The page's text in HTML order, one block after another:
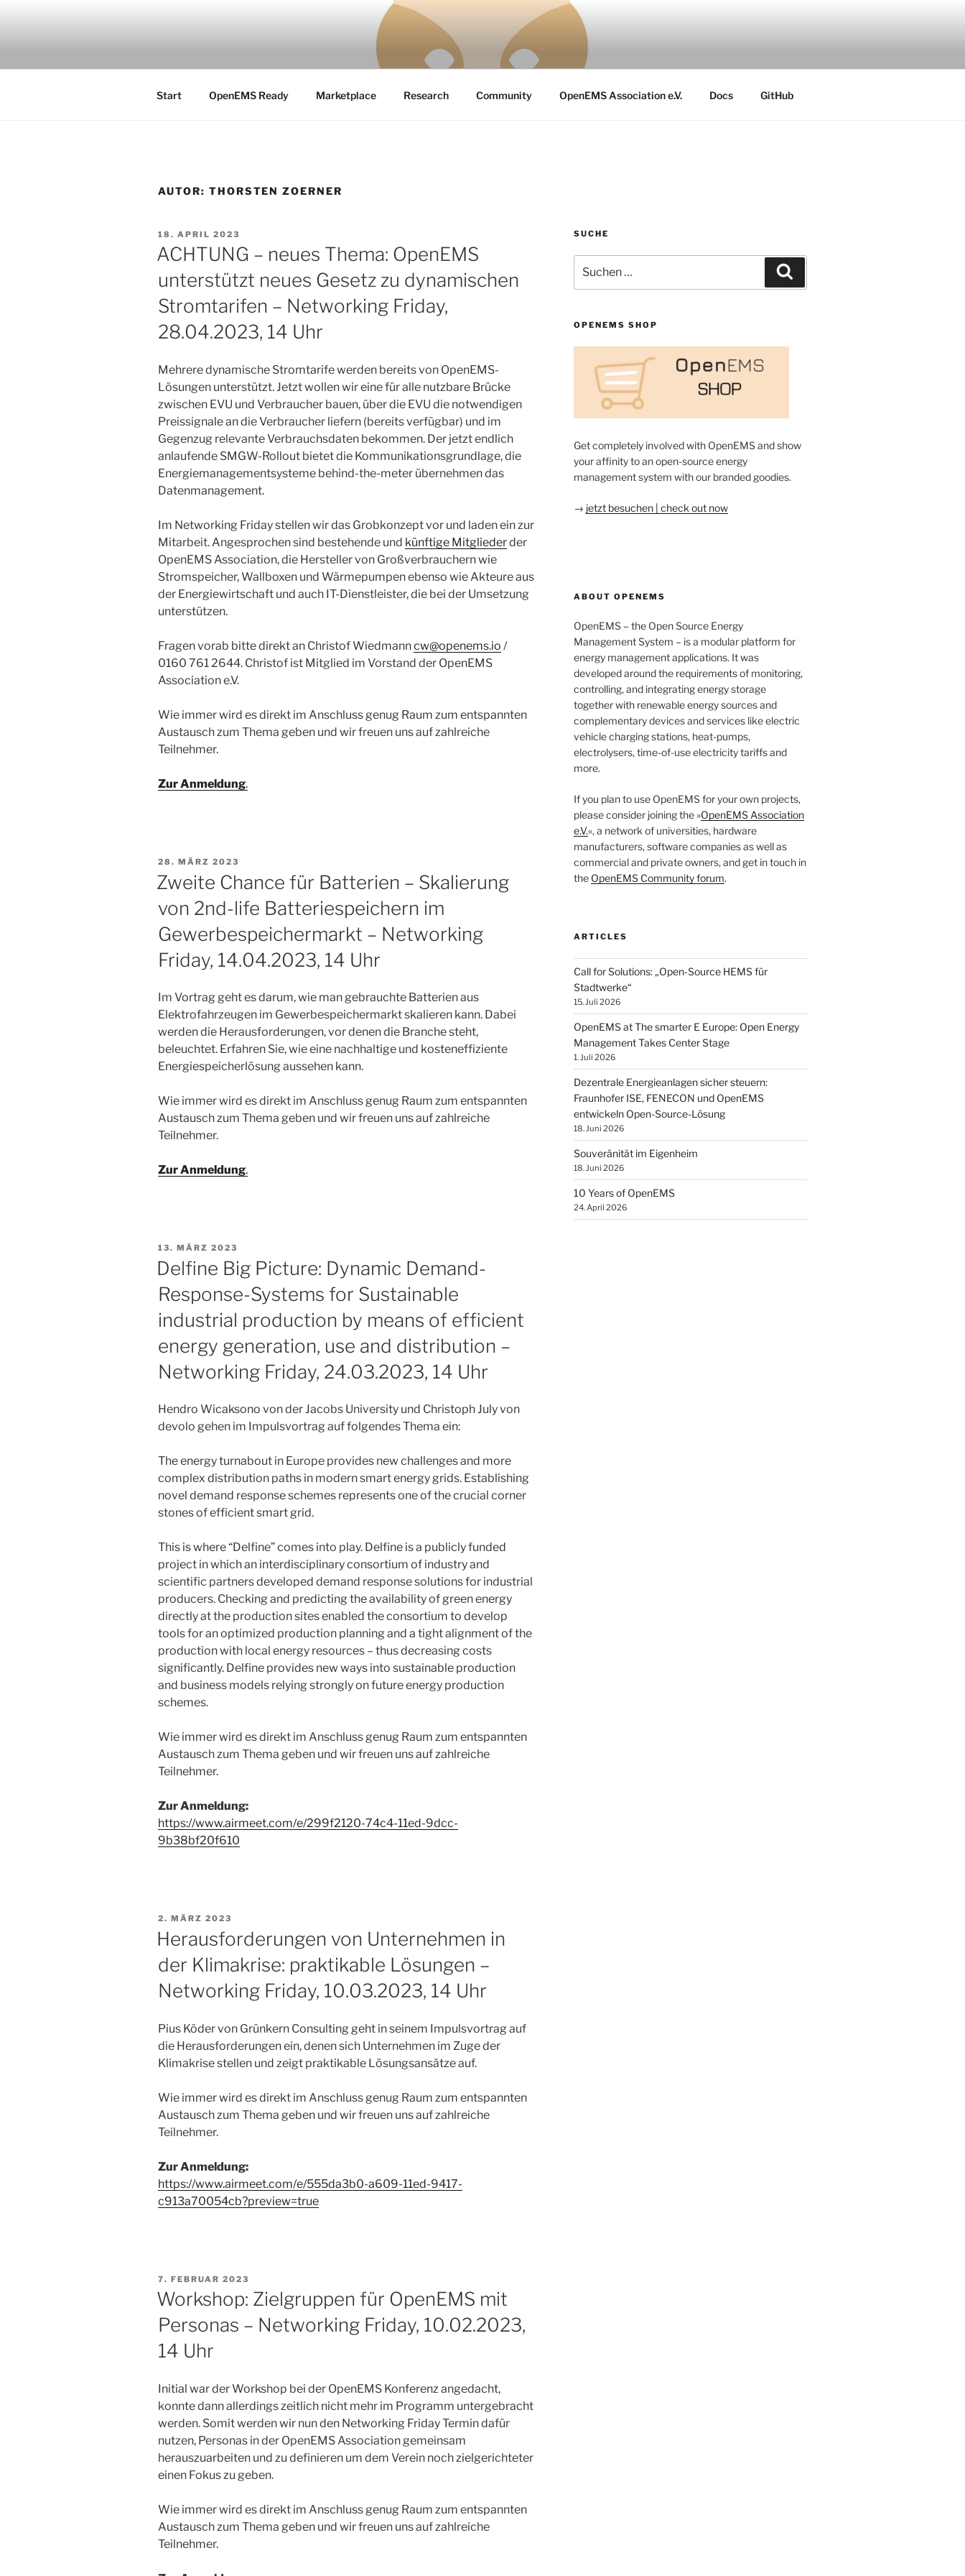
the 100 % Energy Revolution needs a free and open source Energy Management System
Start OpenEMS Ready Marketplace Research Community OpenEMS Association e.V. Docs GitHub
AUTOR: THORSTEN ZOERNER
VERÖFFENTLICHT
AM
18. APRIL 2023
ACHTUNG – neues Thema: OpenEMS
unterstützt neues Gesetz zu dynamischen
Stromtarifen – Networking Friday,
28.04.2023, 14 Uhr
Mehrere dynamische Stromtarife werden bereits von OpenEMS-
Lösungen unterstützt. Jetzt wollen wir eine für alle nutzbare Brücke
zwischen EVU und Verbraucher bauen, über die EVU die notwendigen
Preissignale an die Verbraucher liefern (bereits verfügbar) und im
Gegenzug relevante Verbrauchsdaten bekommen. Der jetzt endlich
anlaufende SMGW-Rollout bietet die Kommunikationsgrundlage, die
Energiemanagementsysteme behind-the-meter übernehmen das
Datenmanagement.
Im Networking Friday stellen wir das Grobkonzept vor und laden ein zur
Mitarbeit. Angesprochen sind bestehende und künftige Mitgliederder
OpenEMS Association, die Hersteller von Großverbrauchern wie
Stromspeicher, Wallboxen und Wärmepumpen ebenso wie Akteure aus
der Energiewirtschaft und auch IT-Dienstleister, die bei der Umsetzung
unterstützen.
Fragen vorab bitte direkt an Christof Wiedmanncw@openems.io /
0160 761 2644. Christof ist Mitglied im Vorstand der OpenEMS
Association e.V.
Wie immer wird es direkt im Anschluss genug Raum zum entspannten
Austausch zum Thema geben und wir freuen uns auf zahlreiche
Teilnehmer.
Zur Anmeldung.
VERÖFFENTLICHT
28. MÄRZ 2023
Zweite Chance für Batterien – Skalierung
von 2nd-life Batteriespeichern im
Gewerbespeichermarkt – Networking
Friday, 14.04.2023, 14 Uhr
Im Vortrag geht es darum, wie man gebrauchte Batterien aus
Elektrofahrzeugen im Gewerbespeichermarkt skalieren kann. Dabei
werden die Herausforderungen, vor denen die Branche steht,
beleuchtet. Erfahren Sie, wie eine nachhaltige und kosteneffiziente
Energiespeicherlösung aussehen kann.
Wie immer wird es direkt im Anschluss genug Raum zum entspannten
Austausch zum Thema geben und wir freuen uns auf zahlreiche
Teilnehmer.
Zur Anmeldung.
VERÖFFENTLICHT
AM
13. MÄRZ 2023
Delfine Big Picture: Dynamic Demand-
Response-Systems for Sustainable
industrial production by means of efficient
energy generation, use and distribution –
Networking Friday, 24.03.2023, 14 Uhr
Hendro Wicaksono von der Jacobs University und Christoph July von
devolo gehen im Impulsvortrag auf folgendes Thema ein:
The energy turnabout in Europe provides new challenges and more
complex distribution paths in modern smart energy grids. Establishing
novel demand response schemes represents one of the crucial corner
stones of efficient smart grid.
This is where “Delfine” comes into play. Delfine is a publicly funded
project in which an interdisciplinary consortium of industry and
scientific partners developed demand response solutions for industrial
producers. Checking and predicting the availability of green energy
directly at the production sites enabled the consortium to develop
tools for an optimized production planning and a tight alignment of the
production with local energy resources – thus decreasing costs
significantly. Delfine provides new ways into sustainable production
and business models relying strongly on future energy production
schemes.
Wie immer wird es direkt im Anschluss genug Raum zum entspannten
Austausch zum Thema geben und wir freuen uns auf zahlreiche
Teilnehmer.
Zur Anmeldung:
https://www.airmeet.com/e/299f2120-74c4-11ed-9dcc-
9b38bf20f610
VERÖFFENTLICHT
AM
2. MÄRZ 2023
Herausforderungen von Unternehmen in
der Klimakrise: praktikable Lösungen –
Networking Friday, 10.03.2023, 14 Uhr
Pius Köder von Grünkern Consulting geht in seinem Impulsvortrag auf
die Herausforderungen ein, denen sich Unternehmen im Zuge der
Klimakrise stellen und zeigt praktikable Lösungsansätze auf.
Wie immer wird es direkt im Anschluss genug Raum zum entspannten
Austausch zum Thema geben und wir freuen uns auf zahlreiche
Teilnehmer.
Zur Anmeldung:
https://www.airmeet.com/e/555da3b0-a609-11ed-9417-
c913a70054cb?preview=true
VERÖFFENTLICHT
AM
7. FEBRUAR 2023
Workshop: Zielgruppen für OpenEMS mit
Personas – Networking Friday, 10.02.2023,
14 Uhr
Initial war der Workshop bei der OpenEMS Konferenz angedacht,
konnte dann allerdings zeitlich nicht mehr im Programm untergebracht
werden. Somit werden wir nun den Networking Friday Termin dafür
nutzen, Personas in der OpenEMS Association gemeinsam
herauszuarbeiten und zu definieren um dem Verein noch zielgerichteter
einen Fokus zu geben.
Wie immer wird es direkt im Anschluss genug Raum zum entspannten
Austausch zum Thema geben und wir freuen uns auf zahlreiche
Teilnehmer.
SUCHE
nach:
OPENEMS SHOP
Get completely involved with OpenEMS and show
your affinity to an open-source energy
management system with our branded goodies.
→ jetzt besuchen | check out now
ABOUT OPENEMS
OpenEMS – the Open Source Energy
Management System – is a modular platform for
energy management applications. It was
developed around the requirements of monitoring,
controlling, and integrating energy storage
together with renewable energy sources and
complementary devices and services like electric
vehicle charging stations, heat-pumps,
electrolysers, time-of-use electricity tariffs and
more.
If you plan to use OpenEMS for your own projects,
please consider joining the »OpenEMS Association
e.V.«, a network of universities, hardware
manufacturers, software companies as well as
commercial and private owners, and get in touch in
the OpenEMS Community forum.
ARTICLES
Call for Solutions: „Open‑Source HEMS für
Stadtwerke“
15. Juli 2026
OpenEMS at The smarter E Europe: Open Energy
Management Takes Center Stage
1. Juli 2026
Dezentrale Energieanlagen sicher steuern:
Fraunhofer ISE, FENECON und OpenEMS
entwickeln Open-Source-Lösung
18. Juni 2026
Souveränität im Eigenheim
18. Juni 2026
10 Years of OpenEMS
24. April 2026